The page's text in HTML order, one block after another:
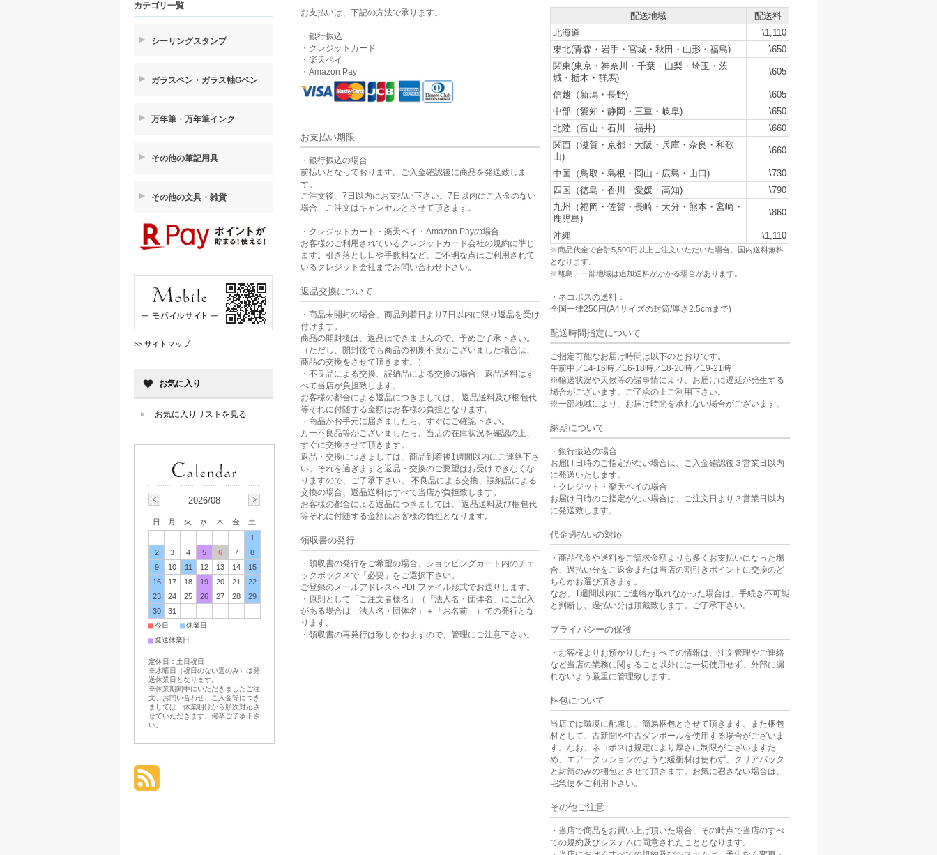
お支払いは、下記の方法で承ります。
・銀行振込
・クレジットカード
・楽天ペイ
・Amazon Pay
お支払い期限
・銀行振込の場合
前払いとなっております。ご入金確認後に商品を発送致しま
す。
ご注文後、7日以内にお支払い下さい。7日以内にご入金のない
場合、ご注文はキャンセルとさせて頂きます。
・クレジットカード・楽天ペイ・Amazon Payの場合
お客様のご利用されているクレジットカード会社の規約に準じ
ます。引き落とし日や手数料など、ご不明な点はご利用されて
いるクレジット会社までお問い合わせ下さい。
返品交換について
・商品未開封の場合、商品到着日より7日以内に限り返品を受け
付けます。
商品の開封後は、返品はできませんので、予めご了承下さい。
（ただし、開封後でも商品の初期不良がございました場合は、
商品の交換をさせて頂きます。）
・不良品による交換、誤納品による交換の場合、返品送料はす
べて当店が負担致します。
お客様の都合による返品につきましては、 返品送料及び梱包代
等それに付随する金額はお客様の負担となります。
・商品がお手元に届きましたら、すぐにご確認下さい。
万一不良品等がございましたら、当店の在庫状況を確認の上、
すぐに交換させて頂きます。
返品・交換につきましては、商品到着後1週間以内にご連絡下さ
い。それを過ぎますと返品・交換のご要望はお受けできなくな
りますので、ご了承下さい。 不良品による交換、誤納品による
交換の場合、返品送料はすべて当店が負担致します。
お客様の都合による返品につきましては、 返品送料及び梱包代
等それに付随する金額はお客様の負担となります。
領収書の発行
・領収書の発行をご希望の場合、ショッピングカート内のチェ
ックボックスで「必要」をご選択下さい。
ご登録のメールアドレスへPDFファイル形式でお送りします。
・原則として「ご注文者様名」（「法人名・団体名」にご記入
がある場合は「法人名・団体名」＋「お名前」）での発行とな
ります。
・領収書の再発行は致しかねますので、管理にご注意下さい。
配送地域
配送料
北海道
\1,110
東北(青森・岩手・宮城・秋田・山形・福島)
\650
関東(東京・神奈川・千葉・山梨・埼玉・茨
城・栃木・群馬)
\605
信越（新潟・長野)
\605
中部（愛知・静岡・三重・岐阜)
\650
北陸（富山・石川・福井)
\660
関西（滋賀・京都・大阪・兵庫・奈良・和歌
山)
\660
中国（鳥取・島根・岡山・広島・山口)
\730
四国（徳島・香川・愛媛・高知)
\790
九州（福岡・佐賀・長崎・大分・熊本・宮崎・
鹿児島)
\860
沖縄 \1,110
※商品代金で合計5,500円以上ご注文いただいた場合、国内送料無料
となります。
※離島・一部地域は追加送料がかかる場合があります。
・ネコポスの送料：
全国一律250円(A4サイズの封筒/厚さ2.5cmまで)
配送時間指定について
ご指定可能なお届け時間は以下のとおりです。
午前中／14-16時／16-18時／18-20時／19-21時
※輸送状況や天候等の諸事情により、お届けに遅延が発生する
場合がございます。ご了承の上ご利用下さい。
※一部地域により、お届け時間を承れない場合がございます。
納期について
・銀行振込の場合
お届け日時のご指定がない場合は、ご入金確認後３営業日以内
に発送いたします。
・クレジット・楽天ペイの場合
お届け日時のご指定がない場合は、ご注文日より３営業日以内
に発送致します。
代金過払いの対応
・商品代金や送料をご請求金額よりも多くお支払いになった場
合、過払い分をご返金または当店の割引きポイントに交換のど
ちらかお選び頂きます。
なお、1週間以内にご連絡が取れなかった場合は、手続き不可能
と判断し、過払い分は頂戴致します。ご了承下さい。
プライバシーの保護
・お客様よりお預かりしたすべての情報は、注文管理やご連絡
など当店の業務に関すること以外には一切使用せず、外部に漏
れないよう厳重に管理致します。
梱包について
当店では環境に配慮し、簡易梱包とさせて頂きます。また梱包
材として、古新聞や中古ダンボールを使用する場合がございま
す。なお、ネコポスは規定により厚さに制限がございますた
め、エアークッションのような緩衝材は使わず、クリアパック
と封筒のみの梱包とさせて頂きます。お気に召さない場合は、
宅急便をご利用下さい。
その他ご注意
・当店で商品をお買い上げ頂いた場合、その時点で当店のすべ
ての規約及びシステムに同意されたこととなります。
カテゴリ一覧
シーリングスタンプ
ガラスペン・ガラス軸Gペン
万年筆・万年筆インク
その他の筆記用具
その他の文具・雑貨
>> サイトマップ
お気に入り
お気に入りリストを見る
2026/08
日 月 火 水 木 金
土
1
2
3 4 5 6 7
8
9
10 11 12 13 14
15
16
17 18 19 20 21
22
23
24 25 26 27 28
29
30
31
■今日 ■休業日
■発送休業日
定休日：土日祝日
※水曜日（祝日のない週のみ）は発
送休業日となります。
※休業期間中にいただきましたご注
文、お問い合わせ、ご入金等につき
ましては、休業明けから順次対応さ
せていただきます。何卒ご了承下さ
い。